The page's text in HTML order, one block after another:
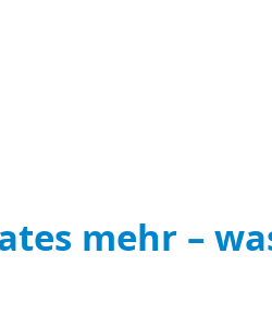
mehr –